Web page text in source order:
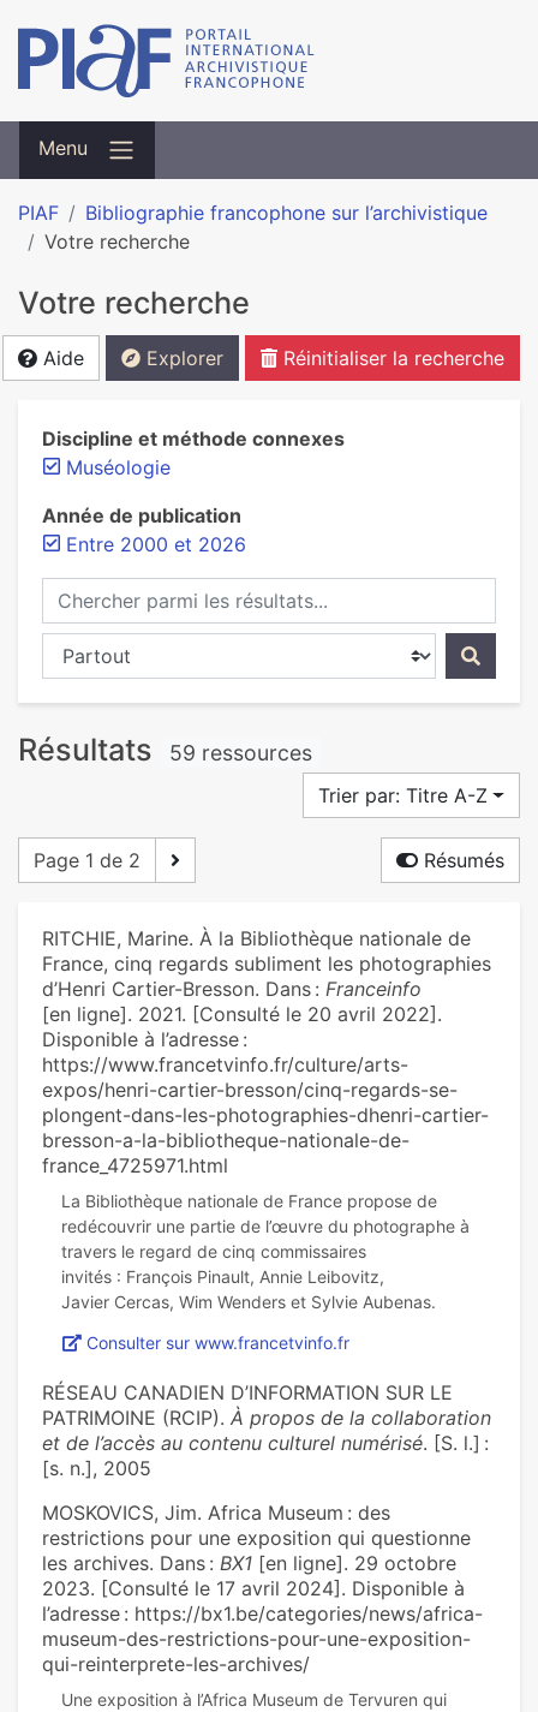
Menu
PIAF
Bibliographie francophone sur l’archivistique
Votre recherche
Votre recherche
Aide Explorer Réinitialiser la recherche
Discipline et méthode connexes
Muséologie
Année de publication
Entre 2000 et 2026
Chercher parmi les résultats...
Chercher dans...
Résultats 59 ressources
Trier par: Titre A-Z
Page 1 de 2 Résumés
RITCHIE, Marine. À la Bibliothèque nationale de
France, cinq regards subliment les photographies
d’Henri Cartier-Bresson. Dans : Franceinfo
[en ligne]. 2021. [Consulté le 20 avril 2022].
Disponible à l’adresse :
https://www.francetvinfo.fr/culture/arts-
expos/henri-cartier-bresson/cinq-regards-se-
plongent-dans-les-photographies-dhenri-cartier-
bresson-a-la-bibliotheque-nationale-de-
france_4725971.html
La Bibliothèque nationale de France propose de
redécouvrir une partie de l’œuvre du photographe à
travers le regard de cinq commissaires
invités : François Pinault, Annie Leibovitz,
Consulter sur www.francetvinfo.fr
RÉSEAU CANADIEN D’INFORMATION SUR LE
PATRIMOINE (RCIP). À propos de la collaboration
et de l’accès au contenu culturel numérisé. [S. l.] :
[s. n.], 2005
MOSKOVICS, Jim. Africa Museum : des
restrictions pour une exposition qui questionne
les archives. Dans : BX1 [en ligne]. 29 octobre
2023. [Consulté le 17 avril 2024]. Disponible à
l’adresse : https://bx1.be/categories/news/africa-
museum-des-restrictions-pour-une-exposition-
qui-reinterprete-les-archives/
Une exposition à l’Africa Museum de Tervuren qui